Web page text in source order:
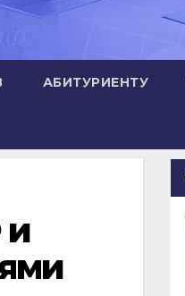
АБИТУРИЕНТУ
и